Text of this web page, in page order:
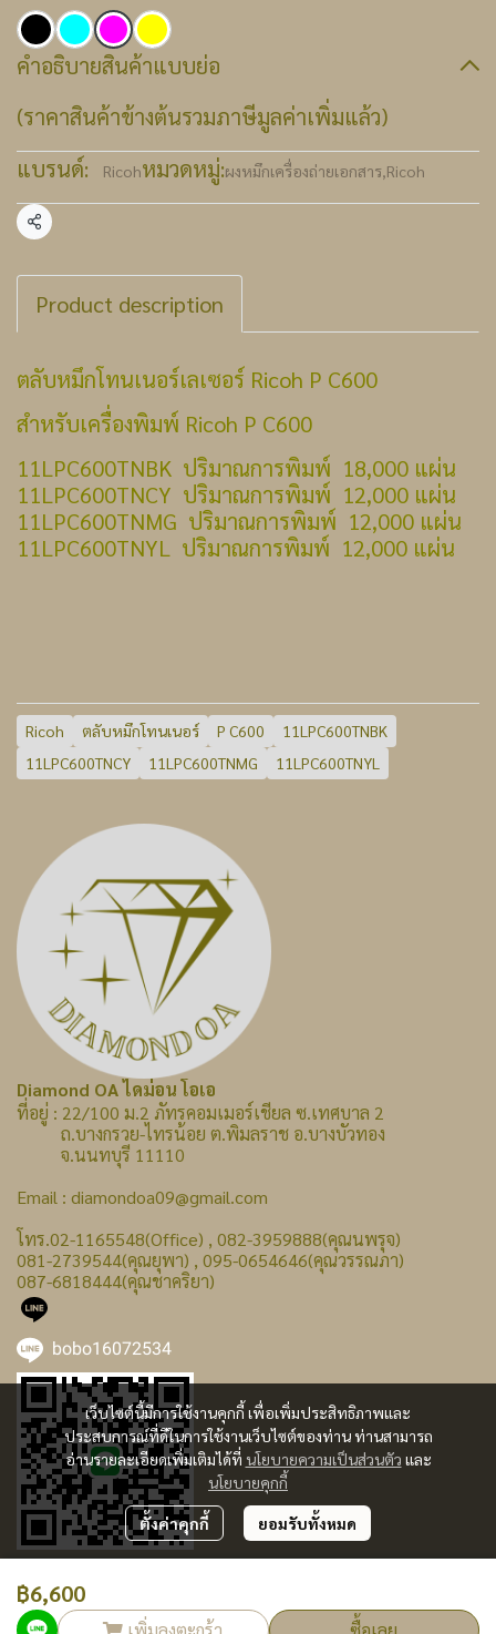
คำอธิบายสินค้าแบบย่อ
(ราคาสินค้าข้างต้นรวมภาษีมูลค่าเพิ่มแล้ว)
แบรนด์:
Ricohหมวดหมู่:ผงหมึกเครื่องถ่ายเอกสาร,Ricoh
แชร์
Product description
ตลับหมึกโทนเนอร์เลเซอร์ Ricoh P C600
สำหรับเครื่องพิมพ์ Ricoh P C600
11LPC600TNBK ปริมาณการพิมพ์ 18,000 แผ่น
11LPC600TNCY ปริมาณการพิมพ์ 12,000 แผ่น
11LPC600TNMG ปริมาณการพิมพ์ 12,000 แผ่น
11LPC600TNYL ปริมาณการพิมพ์ 12,000 แผ่น
Ricoh ตลับหมึกโทนเนอร์ P C600
11LPC600TNBK
11LPC600TNCY
11LPC600TNMG 11LPC600TNYL
฿6,600
เว็บไซต์นี้มีการใช้งานคุกกี้ เพื่อเพิ่มประสิทธิภาพและ
ประสบการณ์ที่ดีในการใช้งานเว็บไซต์ของท่าน ท่านสามารถ
อ่านรายละเอียดเพิ่มเติมได้ที่ นโยบายความเป็นส่วนตัว และ
นโยบายคุกกี้
ตั้งค่าคุกกี้ ยอมรับทั้งหมด
Diamond OA ไดม่อน โอเอ
ที่อยู่ : 22/100 ม.2 ภัทรคอมเมอร์เชียล ซ.เทศบาล 2
ถ.บางกรวย-ไทรน้อย ต.พิมลราช อ.บางบัวทอง
จ.นนทบุรี 11110
Email : diamondoa09@gmail.com
โทร.02-1165548(Office) , 082-3959888(คุณนพรุจ)
081-2739544(คุณยุพา) , 095-0654646(คุณวรรณภา)
087-6818444(คุณชาคริยา)
bobo16072534
ผู้เข้าชมทั้งหมด239,987